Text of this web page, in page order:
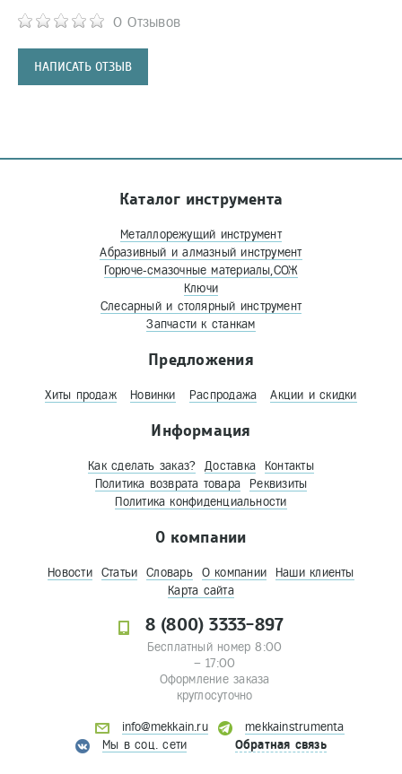
0 Отзывов
НАПИСАТЬ ОТЗЫВ
Каталог инструмента
Металлорежущий инструмент
Абразивный и алмазный инструмент
Горюче-смазочные материалы,СОЖ
Ключи
Слесарный и столярный инструмент
Запчасти к станкам
Предложения
Хиты продаж Новинки Распродажа Акции и скидки
Информация
Как сделать заказ? Доставка
Контакты
Политика возврата товара
Реквизиты
Политика конфиденциальности
О компании
Новости Статьи Словарь О компании
Наши клиенты
Карта сайта
8 (800) 3333-897
Бесплатный номер 8:00
– 17:00
Оформление заказа
круглосуточно
info@mekkain.ru
mekkainstrumenta
Мы в соц. сети
Обратная связь